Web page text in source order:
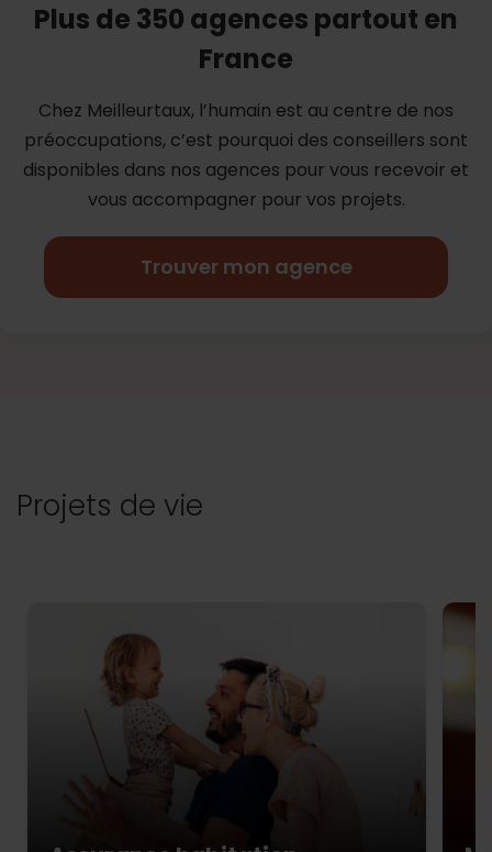
Plus de 350 agences partout en
France
Chez Meilleurtaux, l’humain est au centre de nos
préoccupations, c’est pourquoi des conseillers sont
disponibles dans nos agences pour vous recevoir et
vous accompagner pour vos projets.
Trouver mon agence
Projets de vie